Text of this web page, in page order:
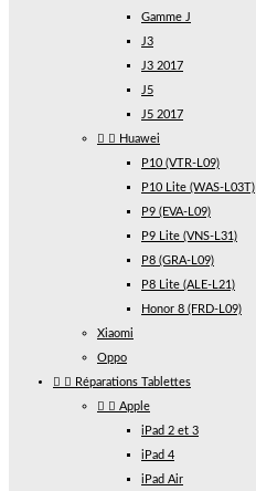
Gamme J
J3
J3 2017
J5
J5 2017
  Huawei
P10 (VTR-L09)
P10 Lite (WAS-L03T)
P9 (EVA-L09)
P9 Lite (VNS-L31)
P8 (GRA-L09)
P8 Lite (ALE-L21)
Honor 8 (FRD-L09)
Xiaomi
Oppo
  Réparations Tablettes
  Apple
iPad 2 et 3
iPad 4
iPad Air